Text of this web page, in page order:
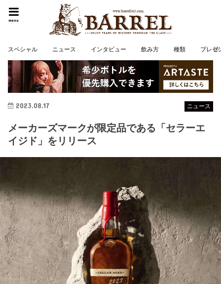
menu
スペシャル ニュース インタビュー 飲み方 種類 プレゼ
ニュース
2023.08.17
メーカーズマークが限定品である「セラーエ
イジド」をリリース